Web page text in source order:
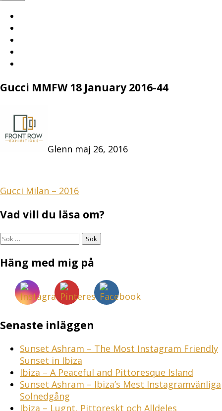
Gucci MMFW 18 January 2016-44
Glenn maj 26, 2016
Inläggsnavigering
Gucci Milan – 2016
Vad vill du läsa om?
Sök
Häng med mig på
Senaste inläggen
Sunset Ashram – The Most Instagram Friendly
Sunset in Ibiza
Ibiza – A Peaceful and Pittoresque Island
Sunset Ashram – Ibiza’s Mest Instagramvänliga
Solnedgång
Ibiza – Lugnt, Pittoreskt och Alldeles